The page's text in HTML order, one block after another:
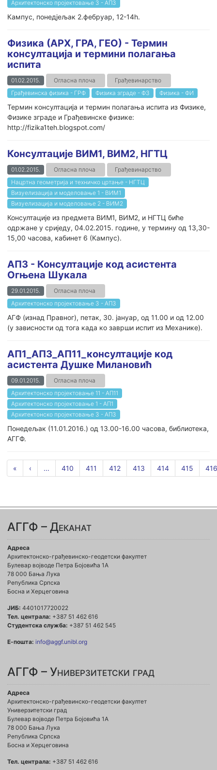
Архитектонско пројектовање 3 - АП3
Кампус, понедјељак 2.фебруар, 12-14h.
Физика (АРХ, ГРА, ГЕО) - Термин
консултација и термини полагања
испита
01.02.2015. Огласна плоча
Грађевинарство
Грађевинска физика - ГРФ
Физика зграде - ФЗ Физика - ФИ
Термин консултација и термин полагања испита из Физике,
Физике зграде и Грађевинске физике:
http://fizika1teh.blogspot.com/
Консултације ВИМ1, ВИМ2, НГТЦ
01.02.2015. Огласна плоча
Грађевинарство
Нацртна геометрија и техничко цртање - НГТЦ
Визуелизација и моделовање 1 - ВИМ1
Визуелизација и моделовање 2 - ВИМ2
Консултације из предмета ВИМ1, ВИМ2, и НГТЦ биће
одржане у сриједу, 04.02.2015. године, у термину од 13,30-
15,00 часова, кабинет 6 (Кампус).
АП3 - Консултације код асистента
Огњена Шукала
29.01.2015.
Огласна плоча
Архитектонско пројектовање 3 - АП3
АГФ (изнад Правног), петак, 30. јануар, од 11.00 и од 12.00
(у зависности од тога када ко заврши испит из Механике).
АП1_АП3_АП11_консултације код
асистента Душке Милановић
09.01.2015.
Огласна плоча
Архитектонско пројектовање 11 - АП11
Архитектонско пројектовање 1 - AП1
Архитектонско пројектовање 3 - АП3
Понедељак (11.01.2016.) од 13.00-16.00 часова, библиотека,
АГГФ.
« ‹ ... 410 411 412 413 414 415 416
АГГФ – Деканат
Адреса
Архитектонско-грађевинско-геодетски факултет
Булевар војводе Петра Бојовића 1A
78 000 Бања Лука
Република Српска
Босна и Херцеговина
ЈИБ: 4401017720022
Тел. централа: +387 51 462 616
Студентска служба: +387 51 462 545
Е-пошта: info@aggf.unibl.org
АГГФ – Универзитетски град
Адреса
Архитектонско-грађевинско-геодетски факултет
Универзитетски град
Булевар војводе Петра Бојовића 1A
78 000 Бања Лука
Република Српска
Босна и Херцеговина
Тел. централа: +387 51 462 616